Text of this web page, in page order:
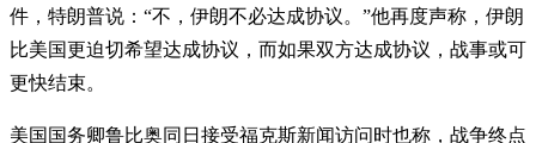
件，特朗普说：“不，伊朗不必达成协议。”他再度声称，伊朗
比美国更迫切希望达成协议，而如果双方达成协议，战事或可
更快结束。
美国国务卿鲁比奥同日接受福克斯新闻访问时也称，战争终点